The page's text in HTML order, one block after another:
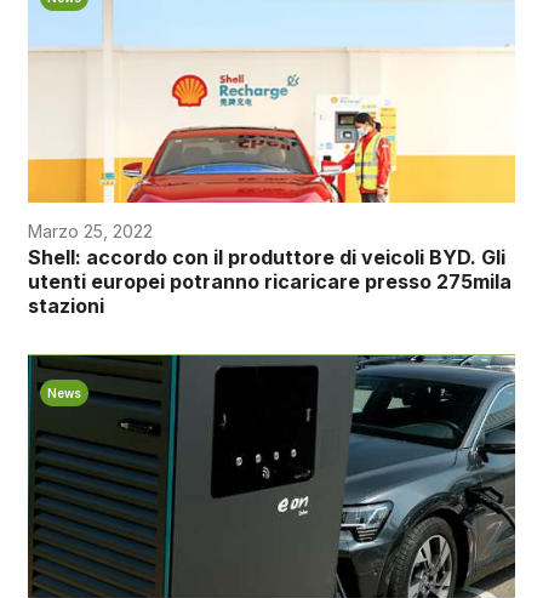
Marzo 25, 2022
Shell: accordo con il produttore di veicoli BYD. Gli
utenti europei potranno ricaricare presso 275mila
stazioni
News